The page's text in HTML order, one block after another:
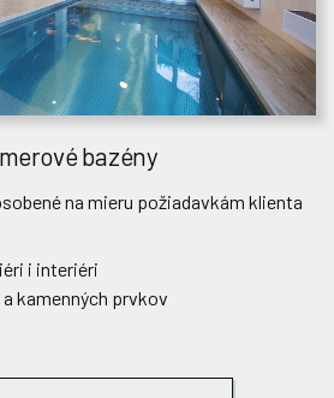
bazény
na mieru požiadavkám klienta
i interiéri
kamenných prvkov